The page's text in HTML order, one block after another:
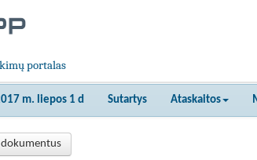
portalas
m. liepos 1 d Sutartys Ataskaitos
dokumentus